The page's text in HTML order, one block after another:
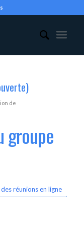
de
groupe
réunions en ligne